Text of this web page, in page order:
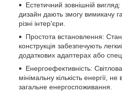
Естетичний зовнішній
дизайн дають змогу вимикачу
різні інтер'єри.
Простота встановлення:
конструкція забезпечують
додаткових адаптерах або
Енергоефективність:
мінімальну кількість енергії,
загальне енергоспоживання.